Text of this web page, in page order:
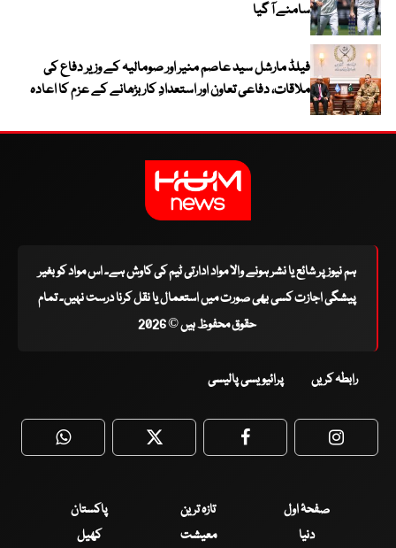
سامنے آ گیا
فیلڈ مارشل سید عاصم منیر اور صومالیہ کے وزیر دفاع کی
ملاقات، دفاعی تعاون اور استعدادِ کار بڑھانے کے عزم کا اعادہ
ہم نیوز پر شائع یا نشر ہونے والا مواد ادارتی ٹیم کی کاوش ہے۔ اس مواد کو بغیر
پیشگی اجازت کسی بھی صورت میں استعمال یا نقل کرنا درست نہیں۔ تمام
حقوق محفوظ ہیں © 2026
رابطہ کریں پرائیویسی پالیسی
WhatsApp Twitter Facebook
صفحۂ اول تازہ ترین
پاکستان
دنیا
معیشت کھیل